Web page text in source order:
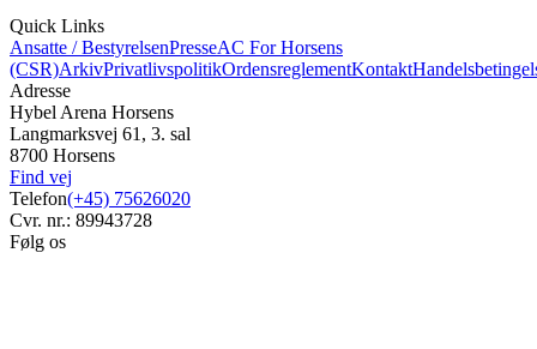
Quick Links
Ansatte / BestyrelsenPresseAC For Horsens
(CSR)ArkivPrivatlivspolitikOrdensreglementKontakt
Adresse
Hybel Arena Horsens
Langmarksvej 61, 3. sal
8700 Horsens
Find vej
Telefon(+45) 75626020
Cvr. nr.: 89943728
Følg os